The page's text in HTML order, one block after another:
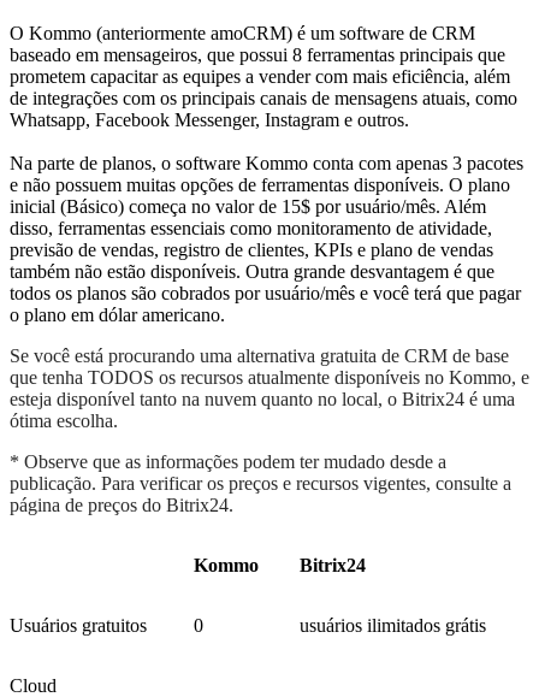
O Kommo (anteriormente amoCRM) é um software de CRM
baseado em mensageiros, que possui 8 ferramentas principais que
prometem capacitar as equipes a vender com mais eficiência, além
de integrações com os principais canais de mensagens atuais, como
Whatsapp, Facebook Messenger, Instagram e outros.
Na parte de planos, o software Kommo conta com apenas 3 pacotes
e não possuem muitas opções de ferramentas disponíveis. O plano
inicial (Básico) começa no valor de 15$ por usuário/mês. Além
disso, ferramentas essenciais como monitoramento de atividade,
previsão de vendas, registro de clientes, KPIs e plano de vendas
também não estão disponíveis. Outra grande desvantagem é que
todos os planos são cobrados por usuário/mês e você terá que pagar
o plano em dólar americano.
Se você está procurando uma alternativa gratuita de CRM de base
que tenha TODOS os recursos atualmente disponíveis no Kommo, e
esteja disponível tanto na nuvem quanto no local, o Bitrix24 é uma
ótima escolha.
* Observe que as informações podem ter mudado desde a
publicação. Para verificar os preços e recursos vigentes, consulte a
página de preços do Bitrix24.
Kommo Bitrix24
Usuários gratuitos 0 usuários ilimitados grátis
Cloud